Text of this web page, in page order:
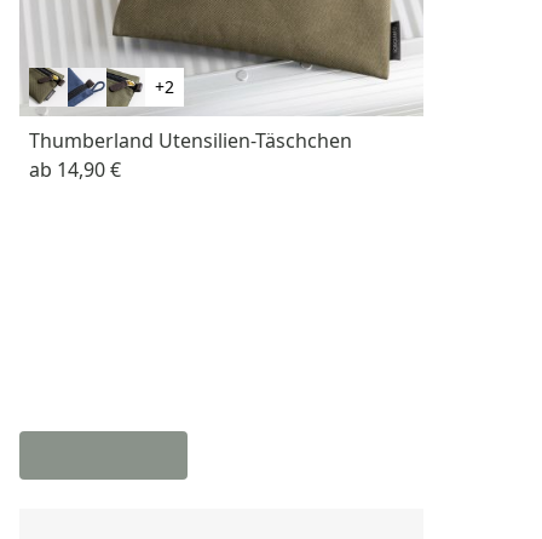
+2
Thumberland Utensilien-Täschchen
ab 14,90 €